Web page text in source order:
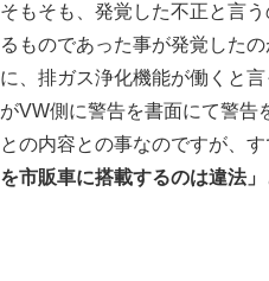
そもそも、発覚した不正と言う
るものであった事が発覚した
に、排ガス浄化機能が働くと
がVW側に警告を書面にて警告
との内容との事なのですが、
を市販車に搭載するのは違法」